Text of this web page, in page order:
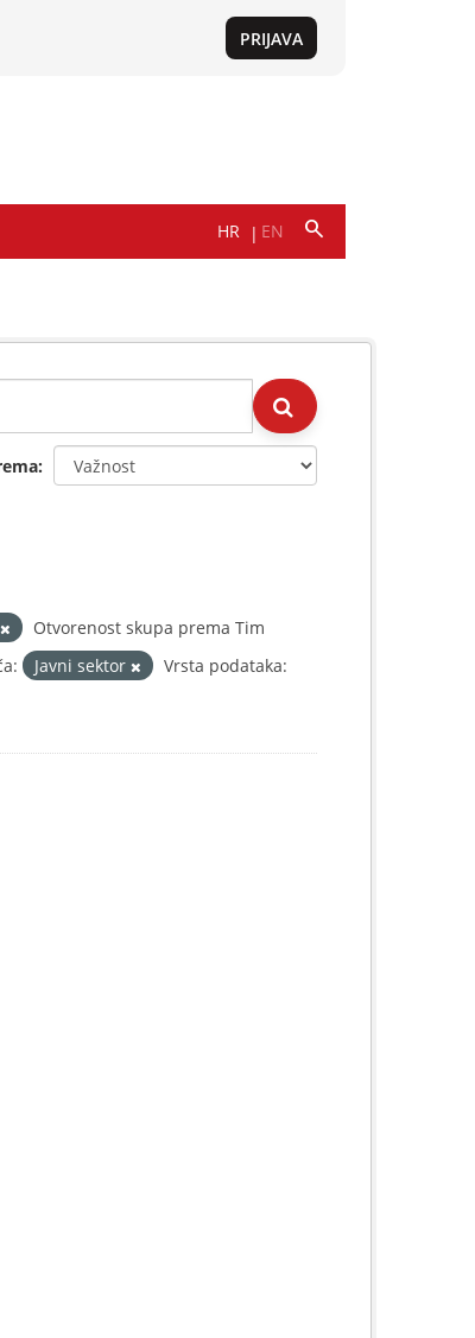
Otvorenost skupa prema Tim
Javni sektor
Vrsta podataka: